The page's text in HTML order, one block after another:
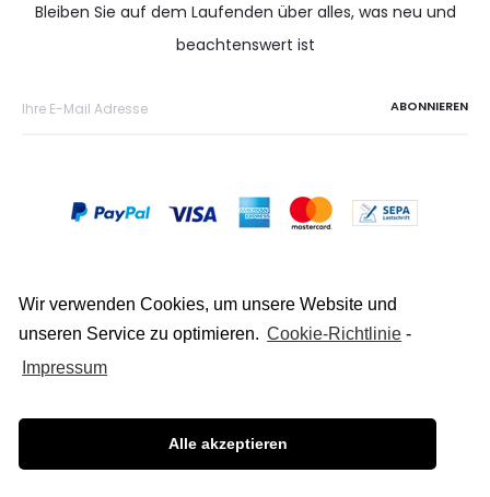
Bleiben Sie auf dem Laufenden über alles, was neu und
beachtenswert ist
Datenschutz
Wir verwenden Cookies, um unsere Website und
unseren Service zu optimieren. Cookie-Richtlinie -
Impressum
Alle akzeptieren